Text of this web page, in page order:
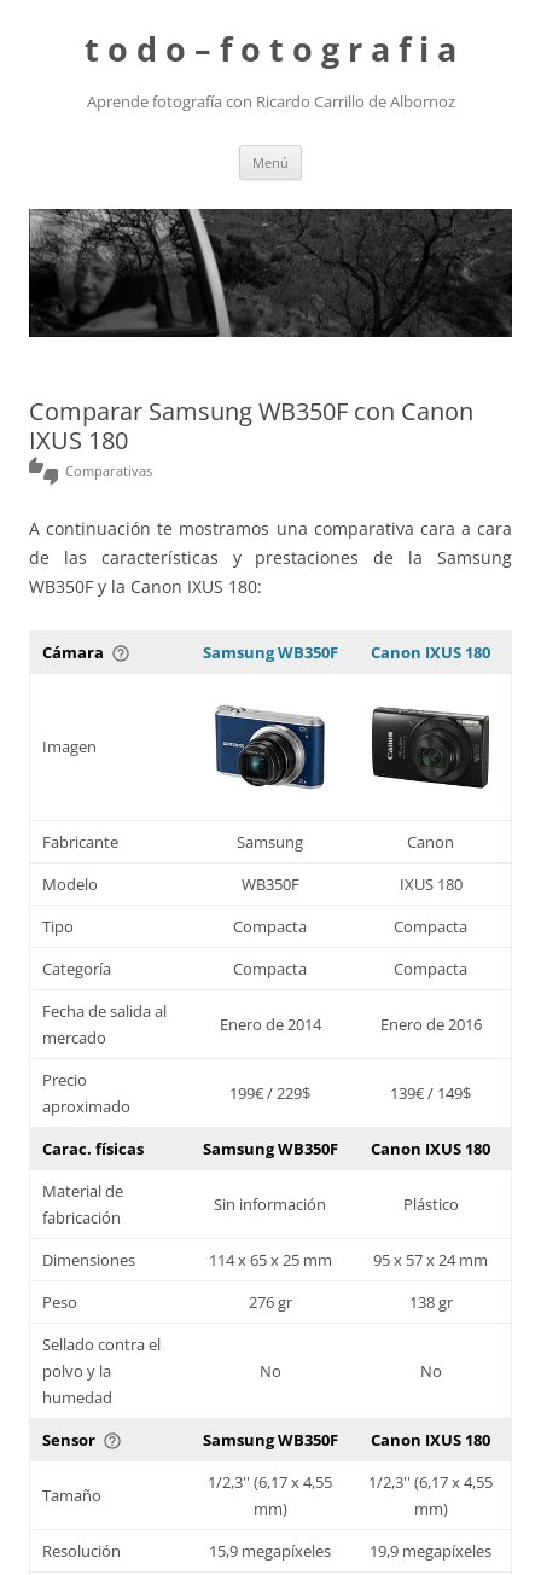
t o d o – f o t o g r a f i a
Aprende fotografía con Ricardo Carrillo de Albornoz
Menú
Comparar Samsung WB350F con Canon
IXUS 180
thumbs_up_down Comparativas
A continuación te mostramos una comparativa cara a cara
de las características y prestaciones de la Samsung
WB350F y la Canon IXUS 180:
Cámara help_outline Samsung WB350F Canon IXUS 180
Imagen
Fabricante Samsung
Canon
Modelo
WB350F
IXUS 180
Tipo
Compacta
Compacta
Categoría
Compacta
Compacta
Fecha de salida al
mercado
Enero de 2014 Enero de 2016
Precio
aproximado
199€ / 229$ 139€ / 149$
Carac. físicas Samsung WB350F
Canon IXUS 180
Material de
fabricación
Sin información Plástico
Dimensiones 114 x 65 x 25 mm
95 x 57 x 24 mm
Peso
276 gr
138 gr
Sellado contra el
polvo y la
humedad
No No
Sensor help_outline Samsung WB350F Canon IXUS 180
Tamaño
1/2,3'' (6,17 x 4,55
mm)
1/2,3'' (6,17 x 4,55
mm)
Resolución
15,9 megapíxeles
19,9 megapíxeles